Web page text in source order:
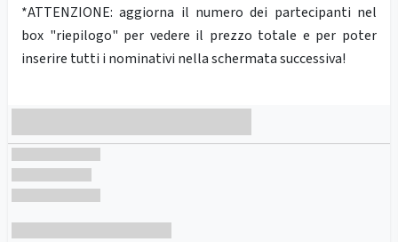
*ATTENZIONE: aggiorna il numero dei partecipanti nel
box "riepilogo" per vedere il prezzo totale e per poter
inserire tutti i nominativi nella schermata successiva!